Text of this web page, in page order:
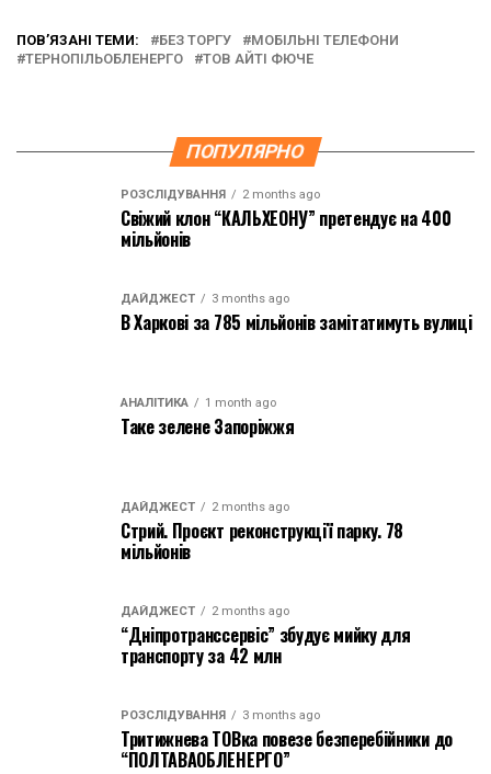
ПОВ’ЯЗАНІ ТЕМИ: БЕЗ ТОРГУ
МОБІЛЬНІ ТЕЛЕФОНИ
ТЕРНОПІЛЬОБЛЕНЕРГО
ТОВ АЙТІ ФЮЧЕ
ПОПУЛЯРНО
РОЗСЛІДУВАННЯ 2 months ago
Свіжий клон “КАЛЬХЕОНУ” претендує на 400
мільйонів
ДАЙДЖЕСТ 3 months ago
В Харкові за 785 мільйонів замітатимуть вулиці
АНАЛІТИКА 1 month ago
Таке зелене Запоріжжя
ДАЙДЖЕСТ 2 months ago
Стрий. Проєкт реконструкції парку. 78
мільйонів
ДАЙДЖЕСТ 2 months ago
“Дніпротранссервіс” збудує мийку для
транспорту за 42 млн
РОЗСЛІДУВАННЯ 3 months ago
Тритижнева ТОВка повезе безперебійники до
“ПОЛТАВАОБЛЕНЕРГО”